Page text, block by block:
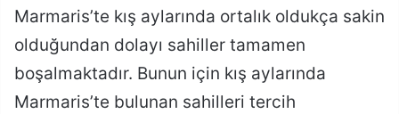
Marmaris’te kış aylarında ortalık oldukça sakin
olduğundan dolayı sahiller tamamen
boşalmaktadır. Bunun için kış aylarında
Marmaris’te bulunan sahilleri tercih